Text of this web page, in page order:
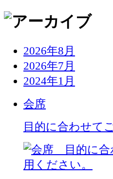
2026年8月
2026年7月
2024年1月
会席
目的に合わせて